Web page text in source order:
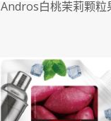
Andros白桃茉莉颗粒